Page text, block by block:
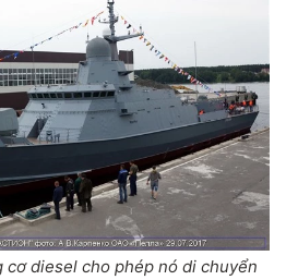
cơ diesel cho phép nó di chuyển